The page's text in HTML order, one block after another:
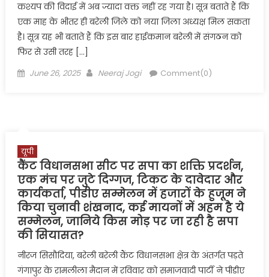
कश्यप की विदाई में अब ज्यादा वक्त नहीं रह गया है। सूत्र बताते हैं कि
एक माह के भीतर ही बरेली जिले को नया जिला अध्यक्ष मिल सकता
है। सूत्र यह भी बताते हैं कि इस बार हाईकमान बरेली में संगठन को
फिर से उसी तरह […]
Posted
June 26, 2025 Author
Neeraj Jogi Comment(0)
यूपी
कैंट विधानसभा सीट पर सपा का शक्ति प्रदर्शन,
एक मंच पर जुटे दिग्गज, टिकट के दावेदार और
कार्यकर्ता, पीडीए सम्मेलन में हजारों के हुजूम ने
किया चुनावी शंखनाद, कई मायनों में अहम है ये
सम्मेलन, जानिये किस मोड़ पर जा रही है सपा
की सियासत?
नीरज सिसौदिया, बरेली बरेली कैंट विधानसभा क्षेत्र के अंतर्गत पड़ते
गंगापुर के रामलीला मैदान में रविवार को समाजवादी पार्टी ने पीडीए